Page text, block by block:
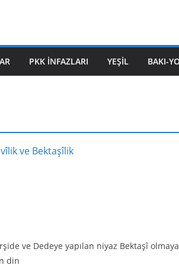
PKK İNFAZLARI YEŞIL BAKI-
ve Dedeye yapılan niyaz Bektaşî
din